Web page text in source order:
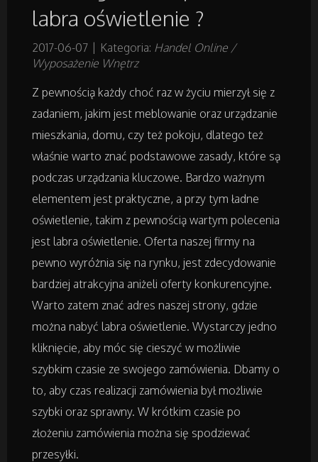
Materiały Budowlane
Drzwi i Okna
Nieruchomości, Działki
Domy, Mieszkania
Badania
Placówki Edukacyjne
Kursy i Szkolenia
Tłumaczenia
Książki, Czasopisma
Handel Online
labra oświetlenie ?
2017-06-07 Kategoria: Handel Online /
Wyposażenie Wnętrz
Z pewnością każdy choć raz w życiu mierzył się z
zadaniem, jakim jest meblowanie oraz urządzanie
mieszkania, domu, czy też pokoju, dlatego też
właśnie warto znać podstawowe zasady, które są
podczas urządzania kluczowe. Bardzo ważnym
elementem jest praktyczne, a przy tym ładne
oświetlenie, takim z pewnością wartym polecenia
jest labra oświetlenie. Oferta naszej firmy na
pewno wyróżnia się na rynku, jest zdecydowanie
bardziej atrakcyjna aniżeli oferty konkurencyjne.
Warto zatem znać adres naszej strony, gdzie
można nabyć labra oświetlenie. Wystarczy jedno
kliknięcie, aby móc się cieszyć w możliwie
szybkim czasie ze swojego zamówienia. Dbamy o
to, aby czas realizacji zamówienia był możliwie
szybki oraz sprawny. W krótkim czasie po
złożeniu zamówienia można się spodziewać
przesyłki.